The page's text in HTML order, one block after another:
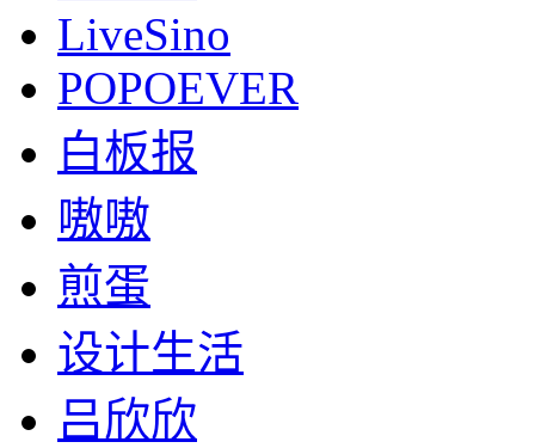
LiveSino
POPOEVER
白板报
嗷嗷
煎蛋
设计生活
吕欣欣